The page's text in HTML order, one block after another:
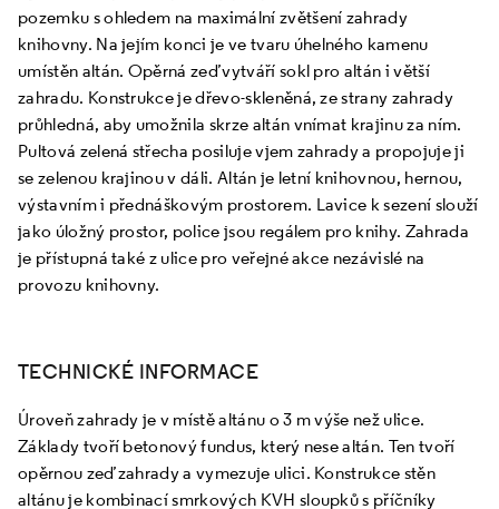
pozemku s ohledem na maximální zvětšení zahrady
knihovny. Na jejím konci je ve tvaru úhelného kamenu
umístěn altán. Opěrná zeď vytváří sokl pro altán i větší
zahradu. Konstrukce je dřevo-skleněná, ze strany zahrady
průhledná, aby umožnila skrze altán vnímat krajinu za ním.
Pultová zelená střecha posiluje vjem zahrady a propojuje ji
se zelenou krajinou v dáli. Altán je letní knihovnou, hernou,
výstavním i přednáškovým prostorem. Lavice k sezení slouží
jako úložný prostor, police jsou regálem pro knihy. Zahrada
je přístupná také z ulice pro veřejné akce nezávislé na
provozu knihovny.
TECHNICKÉ INFORMACE
Úroveň zahrady je v místě altánu o 3 m výše než ulice.
Základy tvoří betonový fundus, který nese altán. Ten tvoří
opěrnou zeď zahrady a vymezuje ulici. Konstrukce stěn
altánu je kombinací smrkových KVH sloupků s příčníky